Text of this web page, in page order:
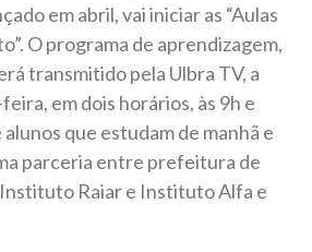
em abril, vai iniciar as “Aulas
O programa de aprendizagem,
transmitido pela Ulbra TV, a
em dois horários, às 9h e
que estudam de manhã e
parceria entre prefeitura de
Instituto Raiar e Instituto Alfa e